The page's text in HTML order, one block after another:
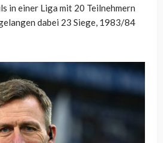
in einer Liga mit 20 Teilnehmern
dabei 23 Siege, 1983/84